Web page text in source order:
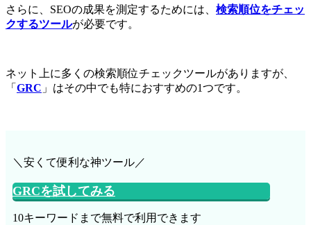
さらに、SEOの成果を測定するためには、 検索順位をチェッ
クするツールが必要です。
ネット上に多くの検索順位チェックツールがありますが、
「 GRC 」はその中でも特におすすめの1つです。
＼安くて便利な神ツール／
GRCを試してみる
10キーワードまで無料で利用できます